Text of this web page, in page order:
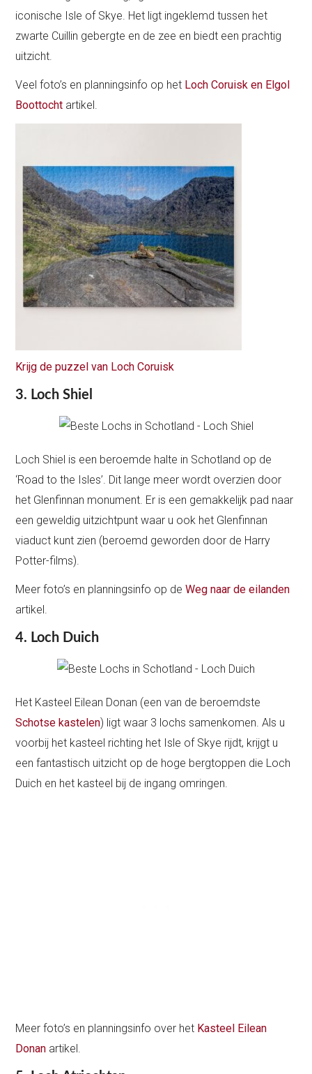
iconische Isle of Skye. Het ligt ingeklemd tussen het
zwarte Cuillin gebergte en de zee en biedt een prachtig
uitzicht.
Veel foto’s en planningsinfo op het Loch Coruisk en Elgol
Boottocht artikel.
Krijg de puzzel van Loch Coruisk
3. Loch Shiel
Loch Shiel is een beroemde halte in Schotland op de
‘Road to the Isles’. Dit lange meer wordt overzien door
het Glenfinnan monument. Er is een gemakkelijk pad naar
een geweldig uitzichtpunt waar u ook het Glenfinnan
viaduct kunt zien (beroemd geworden door de Harry
Potter-films).
Meer foto’s en planningsinfo op deWeg naar de eilanden
artikel.
4. Loch Duich
Het Kasteel Eilean Donan (een van de beroemdste
Schotse kastelen) ligt waar 3 lochs samenkomen. Als u
voorbij het kasteel richting het Isle of Skye rijdt, krijgt u
een fantastisch uitzicht op de hoge bergtoppen die Loch
Duich en het kasteel bij de ingang omringen.
Meer foto’s en planningsinfo over het Kasteel Eilean
Donan artikel.